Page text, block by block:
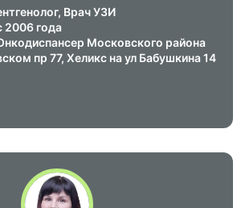
Врач УЗИ
2006 года
Московского района
пр 77, Хеликс на ул Бабушкина 14